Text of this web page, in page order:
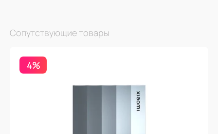
Сопутствующие товары
4%